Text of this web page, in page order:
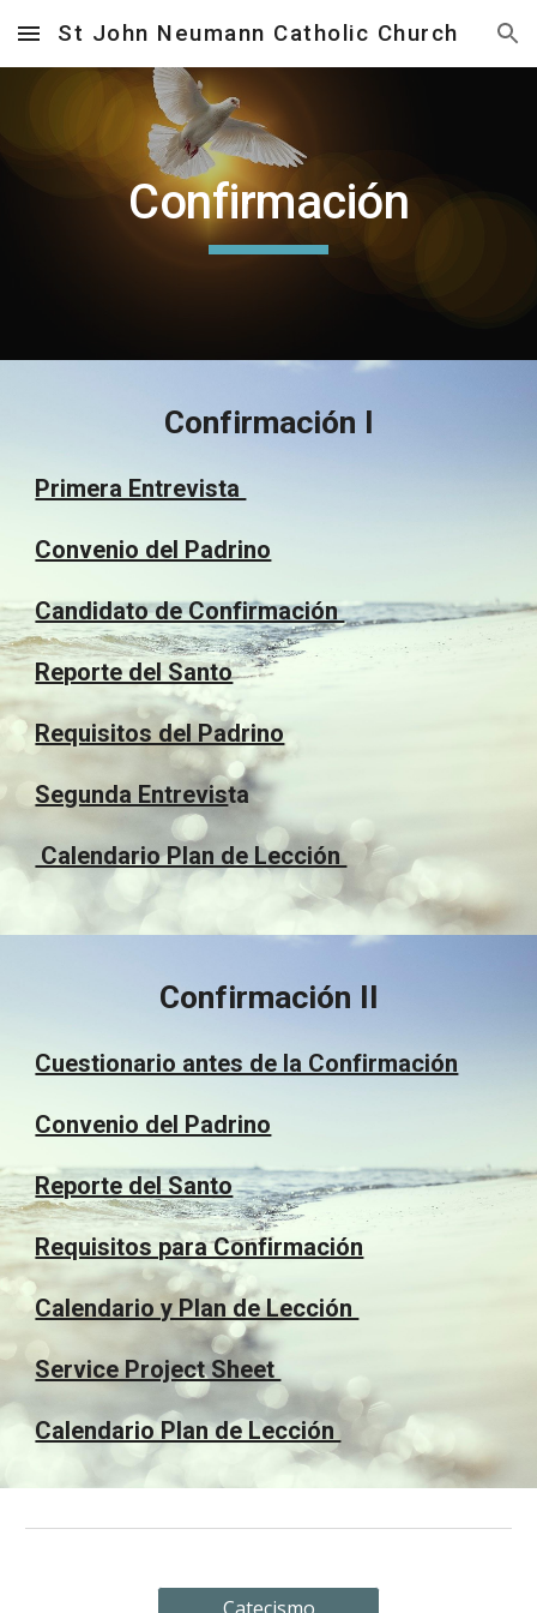
Skip to main content Skip to navigation
St John Neumann Catholic Church
Confirmación
Confirmación I
Primera Entrevista
Convenio del Padrino
Candidato de Confirmación
Reporte del Santo
Requisitos del Padrino
Segunda Entrevista
Calendario Plan de Lección
Confirmación II
Cuestionario antes de la Confirmación
Convenio del Padrino
Reporte del Santo
Requisitos para Confirmación
Calendario y Plan de Lección
Service Project Sheet
Calendario Plan de Lección